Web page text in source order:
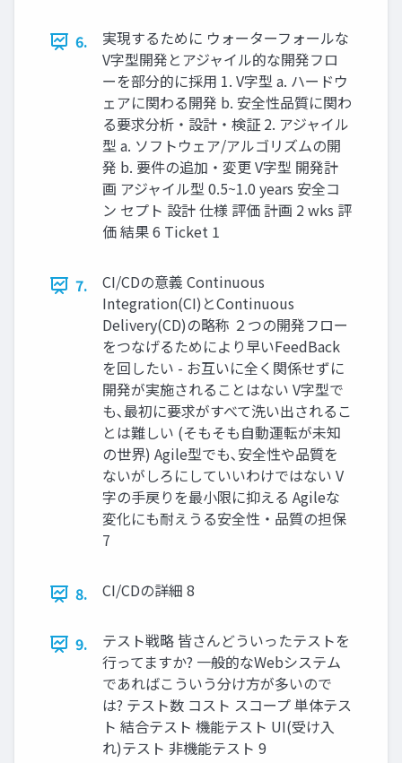
6.
実現するために ウォーターフォールな
V字型開発とアジャイル的な開発フロ
ーを部分的に採用 1. V字型 a. ハードウ
ェアに関わる開発 b. 安全性品質に関わ
る要求分析・設計・検証 2. アジャイル
型 a. ソフトウェア/アルゴリズムの開
発 b. 要件の追加・変更 V字型 開発計
画 アジャイル型 0.5~1.0 years 安全コ
ン セプト 設計 仕様 評価 計画 2 wks 評
価 結果 6 Ticket 1
7.
CI/CDの意義 Continuous
Integration(CI)とContinuous
Delivery(CD)の略称 ２つの開発フロー
をつなげるためにより早いFeedBack
を回したい - お互いに全く関係せずに
開発が実施されることはない V字型で
も､最初に要求がすべて洗い出されるこ
とは難しい (そもそも自動運転が未知
の世界) Agile型でも､安全性や品質を
ないがしろにしていいわけではない V
字の手戻りを最小限に抑える Agileな
変化にも耐えうる安全性・品質の担保
7
8. CI/CDの詳細 8
9.
テスト戦略 皆さんどういったテストを
行ってますか? 一般的なWebシステム
であればこういう分け方が多いので
は? テスト数 コスト スコープ 単体テス
ト 結合テスト 機能テスト UI(受け入
れ)テスト 非機能テスト 9